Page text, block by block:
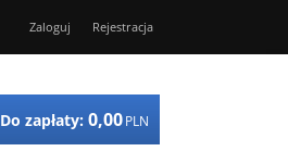
Zaloguj Rejestracja
Do zapłaty: 0,00PLN